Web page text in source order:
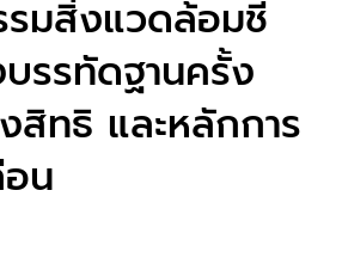
มสิ่งแวดล้อมชี้
บรรทัดฐานครั้ง
สิทธิ และหลักการ
น